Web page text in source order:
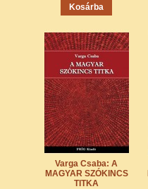
Varga Csaba: A
MAGYAR SZÓKINCS
TITKA